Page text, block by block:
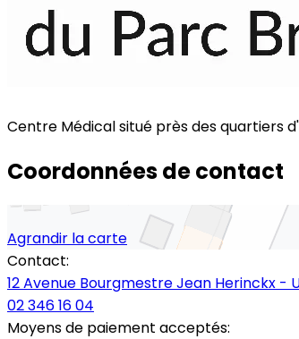
Centre Médical situé près des quartiers
Coordonnées de contact
Agrandir la carte
Contact:
12 Avenue Bourgmestre Jean Herinckx -
02 346 16 04
Moyens de paiement acceptés: